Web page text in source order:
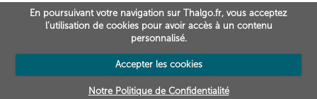
En poursuivant votre navigation sur Thalgo.fr, vous acceptez
l’utilisation de cookies pour avoir accès à un contenu
personnalisé.
Accepter les cookies
Notre Politique de Confidentialité